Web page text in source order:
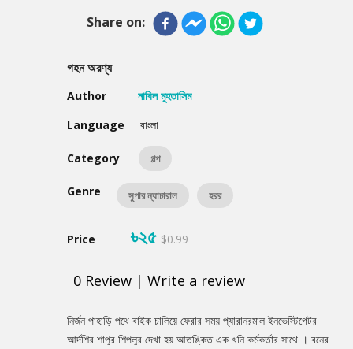
Share on:
গহন অরণ্য
Author
নাবিল মুহতাসিম
Language
বাংলা
Category গল্প
Genre সুপার ন্যাচারাল হরর
Price ৳২৫ $0.99
0 Review | Write a review
Product
Summery
নির্জন পাহাড়ি পথে বাইক চালিয়ে ফেরার সময় প্যারানরমাল ইনভেস্টিগেটর
আর্দশির শাপুর শিপলুর দেখা হয় আতঙ্কিত এক খনি কর্মকর্তার সাথে । বনের